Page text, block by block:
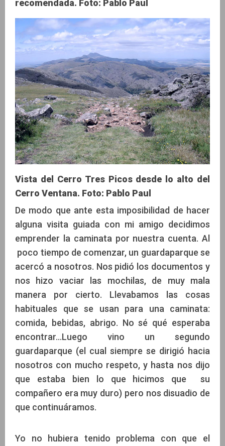
recomendada. Foto: Pablo Paul
Vista del Cerro Tres Picos desde lo alto del
Cerro Ventana. Foto: Pablo Paul
De modo que ante esta imposibilidad de hacer
alguna visita guiada con mi amigo decidimos
emprender la caminata por nuestra cuenta. Al
poco tiempo de comenzar, un guardaparque se
acercó a nosotros. Nos pidió los documentos y
nos hizo vaciar las mochilas, de muy mala
manera por cierto. Llevabamos las cosas
habituales que se usan para una caminata:
comida, bebidas, abrigo. No sé qué esperaba
encontrar...Luego vino un segundo
guardaparque (el cual siempre se dirigió hacia
nosotros con mucho respeto, y hasta nos dijo
que estaba bien lo que hicimos que su
compañero era muy duro) pero nos disuadio de
que continuáramos.
Yo no hubiera tenido problema con que el